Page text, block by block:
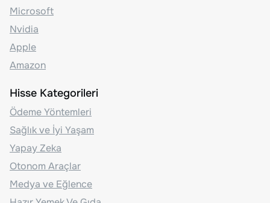
Microsoft
Nvidia
Apple
Amazon
Hisse Kategorileri
Ödeme Yöntemleri
Sağlık ve İyi Yaşam
Yapay Zeka
Otonom Araçlar
Medya ve Eğlence